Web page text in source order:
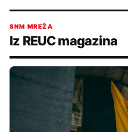
SNM MREŽA
Iz REUC magazina